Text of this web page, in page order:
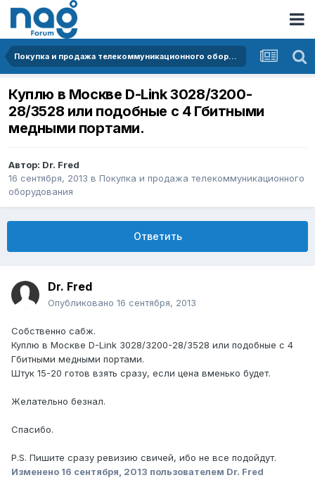
Покупка и продажа телекоммуникационного оборудования
Куплю в Москве D-Link 3028/3200-
28/3528 или подобные с 4 Гбитными
медными портами.
Автор: Dr. Fred
16 сентября, 2013 в Покупка и продажа телекоммуникационного
оборудования
Ответить
Dr. Fred
Опубликовано 16 сентября, 2013
Собственно сабж.
Куплю в Москве D-Link 3028/3200-28/3528 или подобные с 4
Гбитными медными портами.
Штук 15-20 готов взять сразу, если цена вменько будет.
Желательно безнал.
Спасибо.
P.S. Пишите сразу ревизию свичей, ибо не все подойдут.
Изменено 16 сентября, 2013 пользователем Dr. Fred